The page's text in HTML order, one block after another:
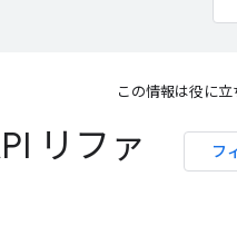
この情報は役に立
フ
リファ